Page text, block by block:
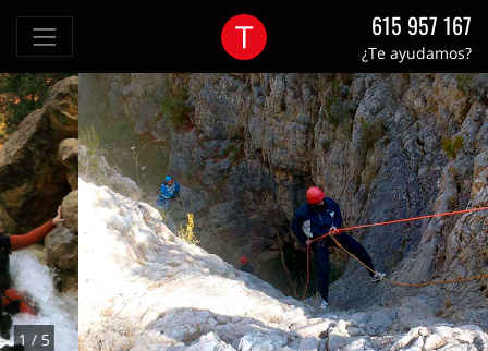
615 957 167
¿Te ayudamos?
2 / 5